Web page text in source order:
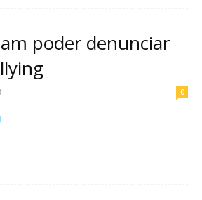
poder denunciar
0